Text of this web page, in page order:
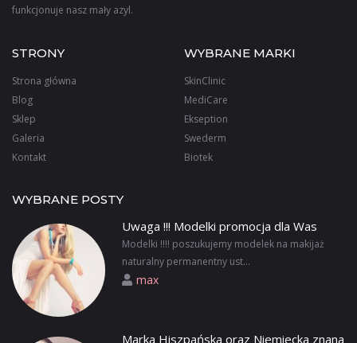
funkcjonuje nasz mały azyl.
STRONY
Strona główna
Blog
Sklep
Galeria
Kontakt
WYBRANE POSTY
Uwaga !!! Modelki promocja dla Was
Modelki !!!! poszukujemy modelek na makijaż
naturalny permanentny ust...
max
Marka Hiszpańska oraz Niemiecka znana
WYBRANE MARKI
SkinClinic
MediCare
Ekseption
Swederm
Biotek